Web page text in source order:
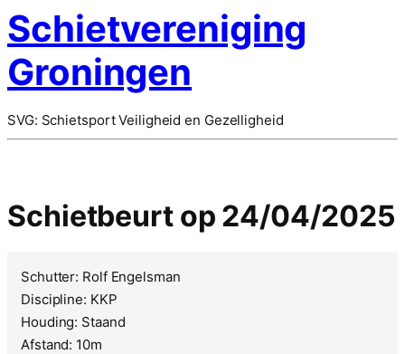
Schietvereniging
Groningen
SVG: Schietsport Veiligheid en Gezelligheid
Schietbeurt op 24/04/2025
Schutter: Rolf Engelsman
Discipline: KKP
Houding: Staand
Afstand: 10m